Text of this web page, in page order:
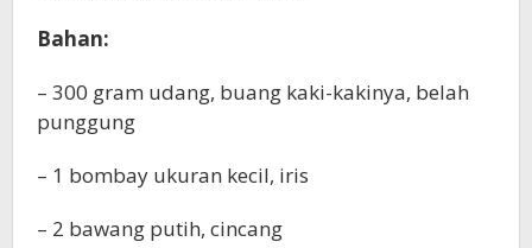
Bahan:
– 300 gram udang, buang kaki-kakinya, belah
punggung
– 1 bombay ukuran kecil, iris
– 2 bawang putih, cincang